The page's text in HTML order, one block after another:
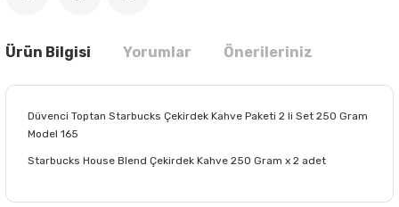
Ürün Bilgisi Yorumlar Önerileriniz
Düvenci Toptan Starbucks Çekirdek Kahve Paketi 2 li Set 250 Gram
Model 165
Starbucks House Blend Çekirdek Kahve 250 Gram x 2 adet